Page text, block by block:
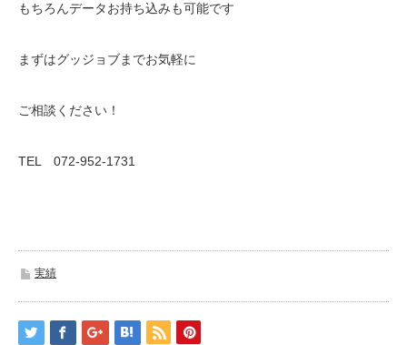
もちろんデータお持ち込みも可能です
まずはグッジョブまでお気軽に
ご相談ください！
TEL 072-952-1731
実績